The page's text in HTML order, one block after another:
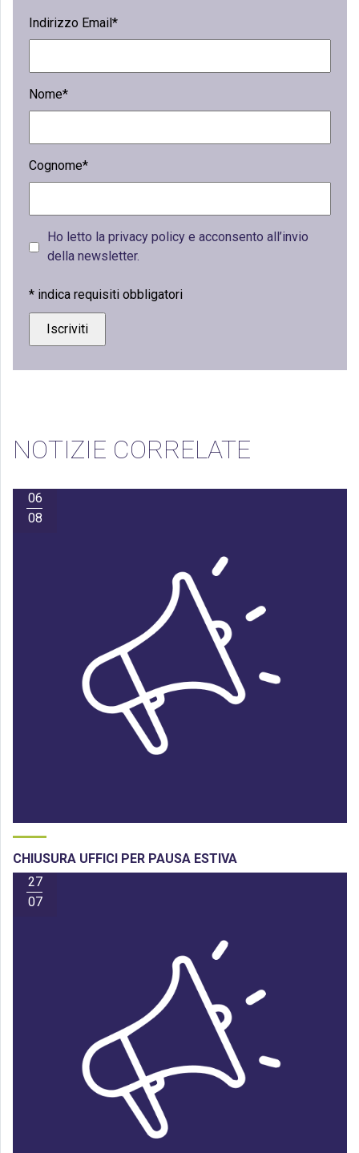
Indirizzo Email*
Nome*
Cognome*
Ho letto la privacy policy e acconsento all’invio
della newsletter.
* indica requisiti obbligatori
NOTIZIE CORRELATE
06
08
CHIUSURA UFFICI PER PAUSA ESTIVA
27
07